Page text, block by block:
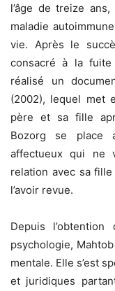
l’âge de treize
maladie
vie. Après le
consacré à la
réalisé un
(2002), lequel met
père et sa fille
Bozorg se place
affectueux qui ne
relation avec sa
l’avoir revue.
Depuis
psychologie,
mentale. Elle s’est
et juridiques